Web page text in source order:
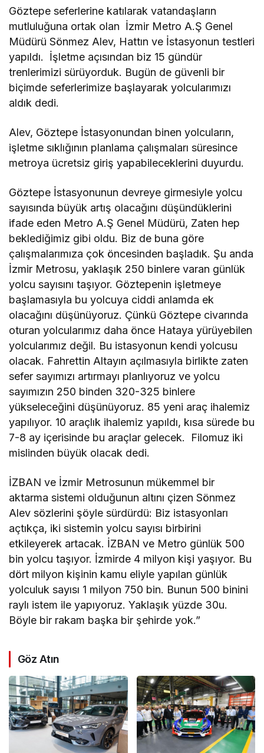
Göztepe seferlerine katılarak vatandaşların
mutluluğuna ortak olan İzmir Metro A.Ş Genel
Müdürü Sönmez Alev, Hattın ve İstasyonun testleri
yapıldı. İşletme açısından biz 15 gündür
trenlerimizi sürüyorduk. Bugün de güvenli bir
biçimde seferlerimize başlayarak yolcularımızı
aldık dedi.
Alev, Göztepe İstasyonundan binen yolcuların,
işletme sıklığının planlama çalışmaları süresince
metroya ücretsiz giriş yapabileceklerini duyurdu.
Göztepe İstasyonunun devreye girmesiyle yolcu
sayısında büyük artış olacağını düşündüklerini
ifade eden Metro A.Ş Genel Müdürü, Zaten hep
beklediğimiz gibi oldu. Biz de buna göre
çalışmalarımıza çok öncesinden başladık. Şu anda
İzmir Metrosu, yaklaşık 250 binlere varan günlük
yolcu sayısını taşıyor. Göztepenin işletmeye
başlamasıyla bu yolcuya ciddi anlamda ek
olacağını düşünüyoruz. Çünkü Göztepe civarında
oturan yolcularımız daha önce Hataya yürüyebilen
yolcularımız değil. Bu istasyonun kendi yolcusu
olacak. Fahrettin Altayın açılmasıyla birlikte zaten
sefer sayımızı artırmayı planlıyoruz ve yolcu
sayımızın 250 binden 320-325 binlere
yükseleceğini düşünüyoruz. 85 yeni araç ihalemiz
yapılıyor. 10 araçlık ihalemiz yapıldı, kısa sürede bu
7-8 ay içerisinde bu araçlar gelecek. Filomuz iki
mislinden büyük olacak dedi.
İZBAN ve İzmir Metrosunun mükemmel bir
aktarma sistemi olduğunun altını çizen Sönmez
Alev sözlerini şöyle sürdürdü: Biz istasyonları
açtıkça, iki sistemin yolcu sayısı birbirini
etkileyerek artacak. İZBAN ve Metro günlük 500
bin yolcu taşıyor. İzmirde 4 milyon kişi yaşıyor. Bu
dört milyon kişinin kamu eliyle yapılan günlük
yolculuk sayısı 1 milyon 750 bin. Bunun 500 binini
raylı istem ile yapıyoruz. Yaklaşık yüzde 30u.
Böyle bir rakam başka bir şehirde yok.”
Göz Atın